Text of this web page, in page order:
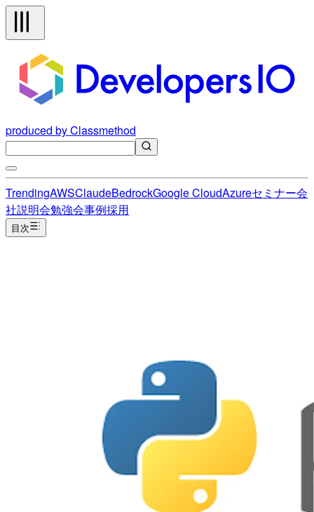
produced by Classmethod
TrendingAWSClaudeBedrockGoogle CloudAzureセミナー会
社説明会勉強会事例採用
目次